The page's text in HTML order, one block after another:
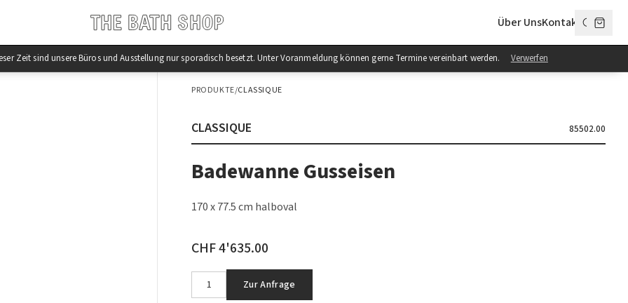
Zeit sind unsere Büros und Ausstellung nur sporadisch besetzt. Unter Voranmeldung können gerne Termine vereinbart werden. Verwerfen
Über UnsKontakt
PRODUKTE/CLASSIQUE
CLASSIQUE 85502.00
Badewanne Gusseisen
170 x 77.5 cm halboval
CHF 4'635.00
Zur Anfrage